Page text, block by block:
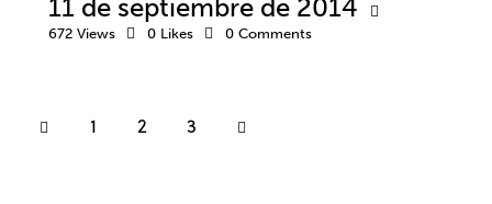
11 de septiembre de 2014
672 Views 0 Likes 0 Comments
1 2 3